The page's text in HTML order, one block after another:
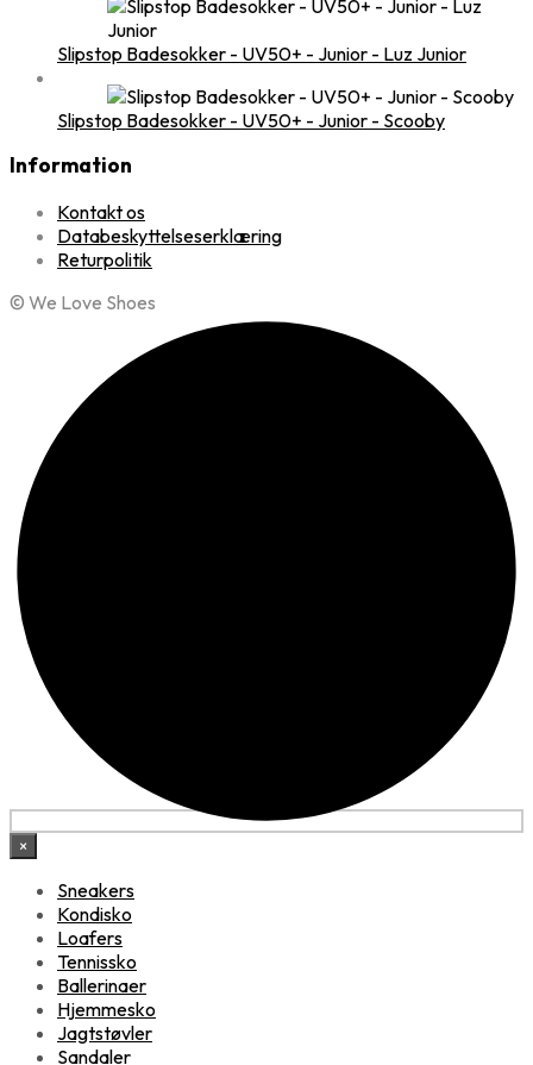
Slipstop Badesokker - UV50+ - Junior - Luz Junior
Slipstop Badesokker - UV50+ - Junior - Scooby
Information
Kontakt os
Databeskyttelseserklæring
Returpolitik
© We Love Shoes
×
Sneakers
Kondisko
Loafers
Tennissko
Ballerinaer
Hjemmesko
Jagtstøvler
Sandaler